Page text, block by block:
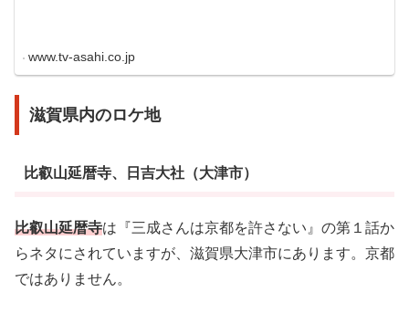
www.tv-asahi.co.jp
滋賀県内のロケ地
比叡山延暦寺、日吉大社（大津市）
比叡山延暦寺は『三成さんは京都を許さない』の第１話か
らネタにされていますが、滋賀県大津市にあります。京都
ではありません。